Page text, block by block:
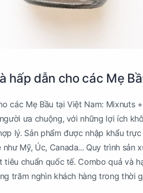
hấp dẫn cho các Mẹ
các Mẹ Bầu tại Việt Nam: Mixnuts +
ưa chuộng, với những lợi ích
lý. Sản phẩm được nhập khẩu
Mỹ, Úc, Canada... Quy trình sản
chuẩn quốc tế. Combo quả và
trăm nghìn khách hàng trong thời